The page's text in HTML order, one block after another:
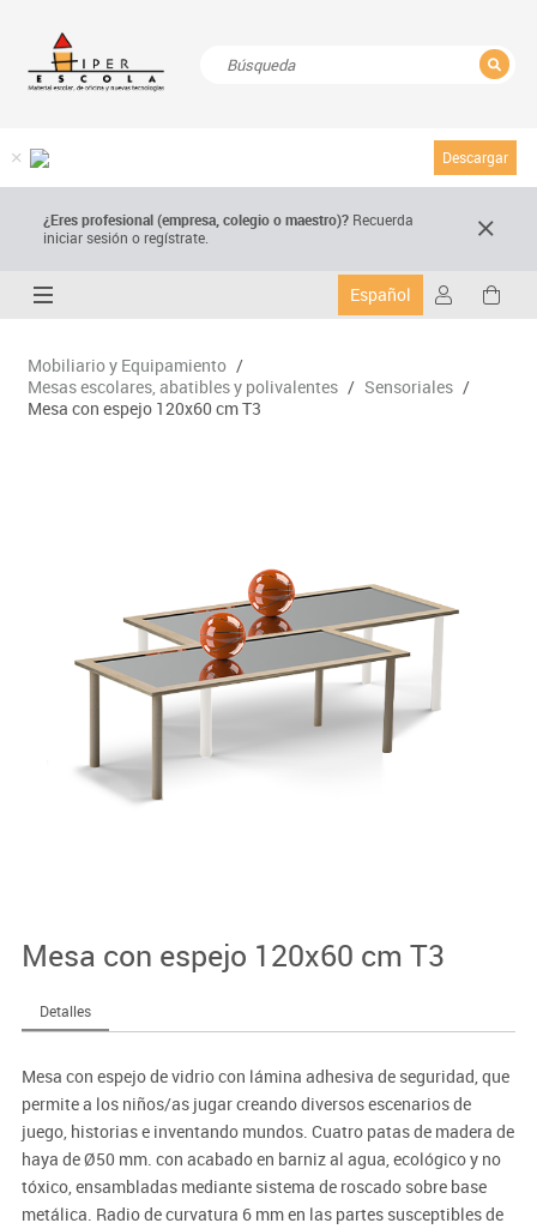
Descargar
¿Eres profesional (empresa, colegio o maestro)? Recuerda
iniciar sesión o regístrate.
Español
Mobiliario y Equipamiento /
Mesas escolares, abatibles y polivalentes / Sensoriales /
Mesa con espejo 120x60 cm T3
Mesa con espejo 120x60 cm T3
Detalles
Mesa con espejo de vidrio con lámina adhesiva de seguridad, que
permite a los niños/as jugar creando diversos escenarios de
juego, historias e inventando mundos. Cuatro patas de madera de
haya de Ø50 mm. con acabado en barniz al agua, ecológico y no
tóxico, ensambladas mediante sistema de roscado sobre base
metálica. Radio de curvatura 6 mm en las partes susceptibles de